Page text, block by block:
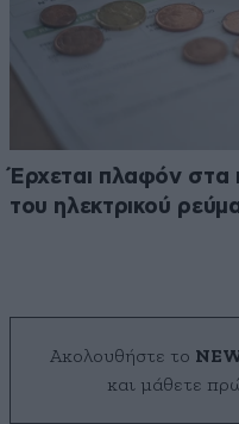
Έρχεται πλαφόν στα
του ηλεκτρικού
Ακολουθήστε το
και μάθετε